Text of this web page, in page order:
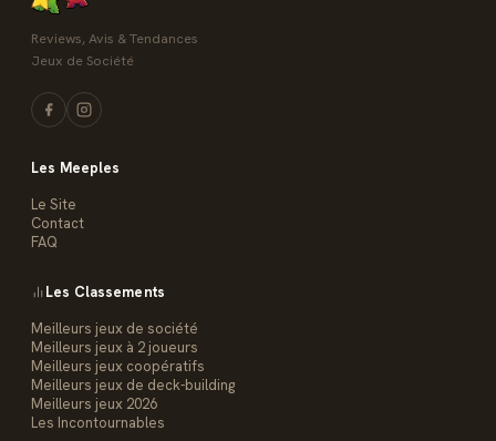
Reviews, Avis & Tendances
Jeux de Société
Les Meeples
Le Site
Contact
FAQ
Les Classements
Meilleurs jeux de société
Meilleurs jeux à 2 joueurs
Meilleurs jeux coopératifs
Meilleurs jeux de deck-building
Meilleurs jeux 2026
Les Incontournables